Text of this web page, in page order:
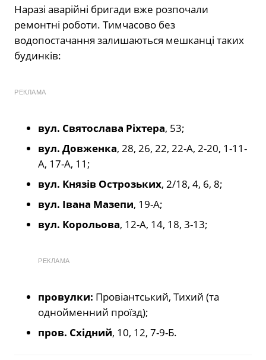
Наразі аварійні бригади вже розпочали
ремонтні роботи. Тимчасово без
водопостачання залишаються мешканці таких
будинків:
РЕКЛАМА
вул. Святослава Ріхтера, 53;
вул. Довженка, 28, 26, 22, 22-А, 2-20, 1-11-
А, 17-А, 11;
вул. Князів Острозьких, 2/18, 4, 6, 8;
вул. Івана Мазепи, 19-А;
вул. Корольова, 12-А, 14, 18, 3-13;
РЕКЛАМА
провулки: Провіантський, Тихий (та
однойменний проїзд);
пров. Східний, 10, 12, 7-9-Б.